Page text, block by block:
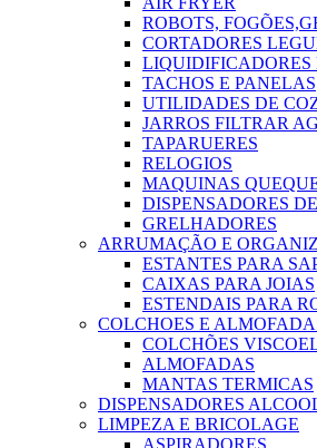
ROBOTS,
CORTADORES
LIQUIDIFICADORES
TACHOS E PANELAS
UTILIDADES DE
JARROS FILTRAR
TAPARUERES
RELOGIOS
MAQUINAS
DISPENSADORES
GRELHADORES
ARRUMAÇÃO E
ESTANTES PARA
CAIXAS PARA JOIAS
ESTENDAIS PARA
COLCHOES E
COLCHÕES
ALMOFADAS
MANTAS TERMICAS
DISPENSADORES
LIMPEZA E BRICOLAGE
ASPIRADORES